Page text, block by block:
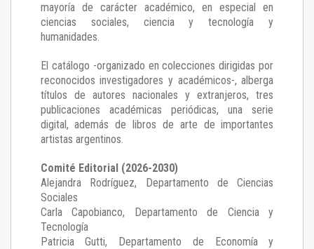
mayoría de carácter académico, en especial en
ciencias sociales, ciencia y tecnología y
humanidades.
El catálogo -organizado en colecciones dirigidas por
reconocidos investigadores y académicos-, alberga
títulos de autores nacionales y extranjeros, tres
publicaciones académicas periódicas, una serie
digital, además de libros de arte de importantes
artistas argentinos.
Comité Editorial (2026-2030)
Alejandra Rodríguez, Departamento de Ciencias
Sociales
Carla Capobianco, Departamento de Ciencia y
Tecnología
Patricia Gutti, Departamento de Economía y